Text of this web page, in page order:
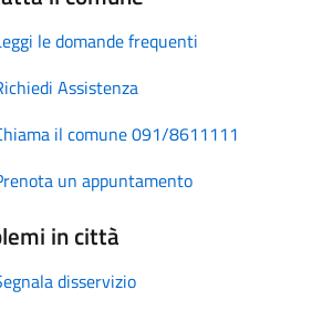
le domande frequenti
Assistenza
il comune 091/8611111
un appuntamento
in città
disservizio